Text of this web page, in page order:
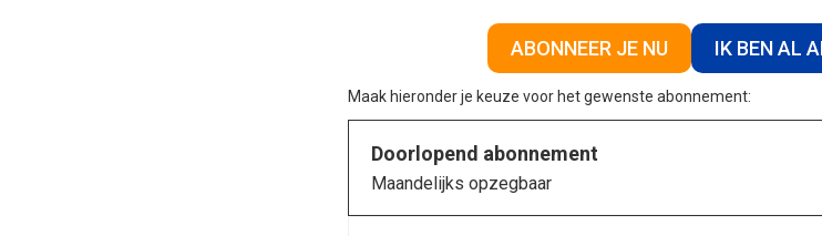
ABONNEER JE NU IK BEN AL
Maak hieronder je keuze voor het gewenste abonnement:
Doorlopend abonnement
Maandelijks opzegbaar